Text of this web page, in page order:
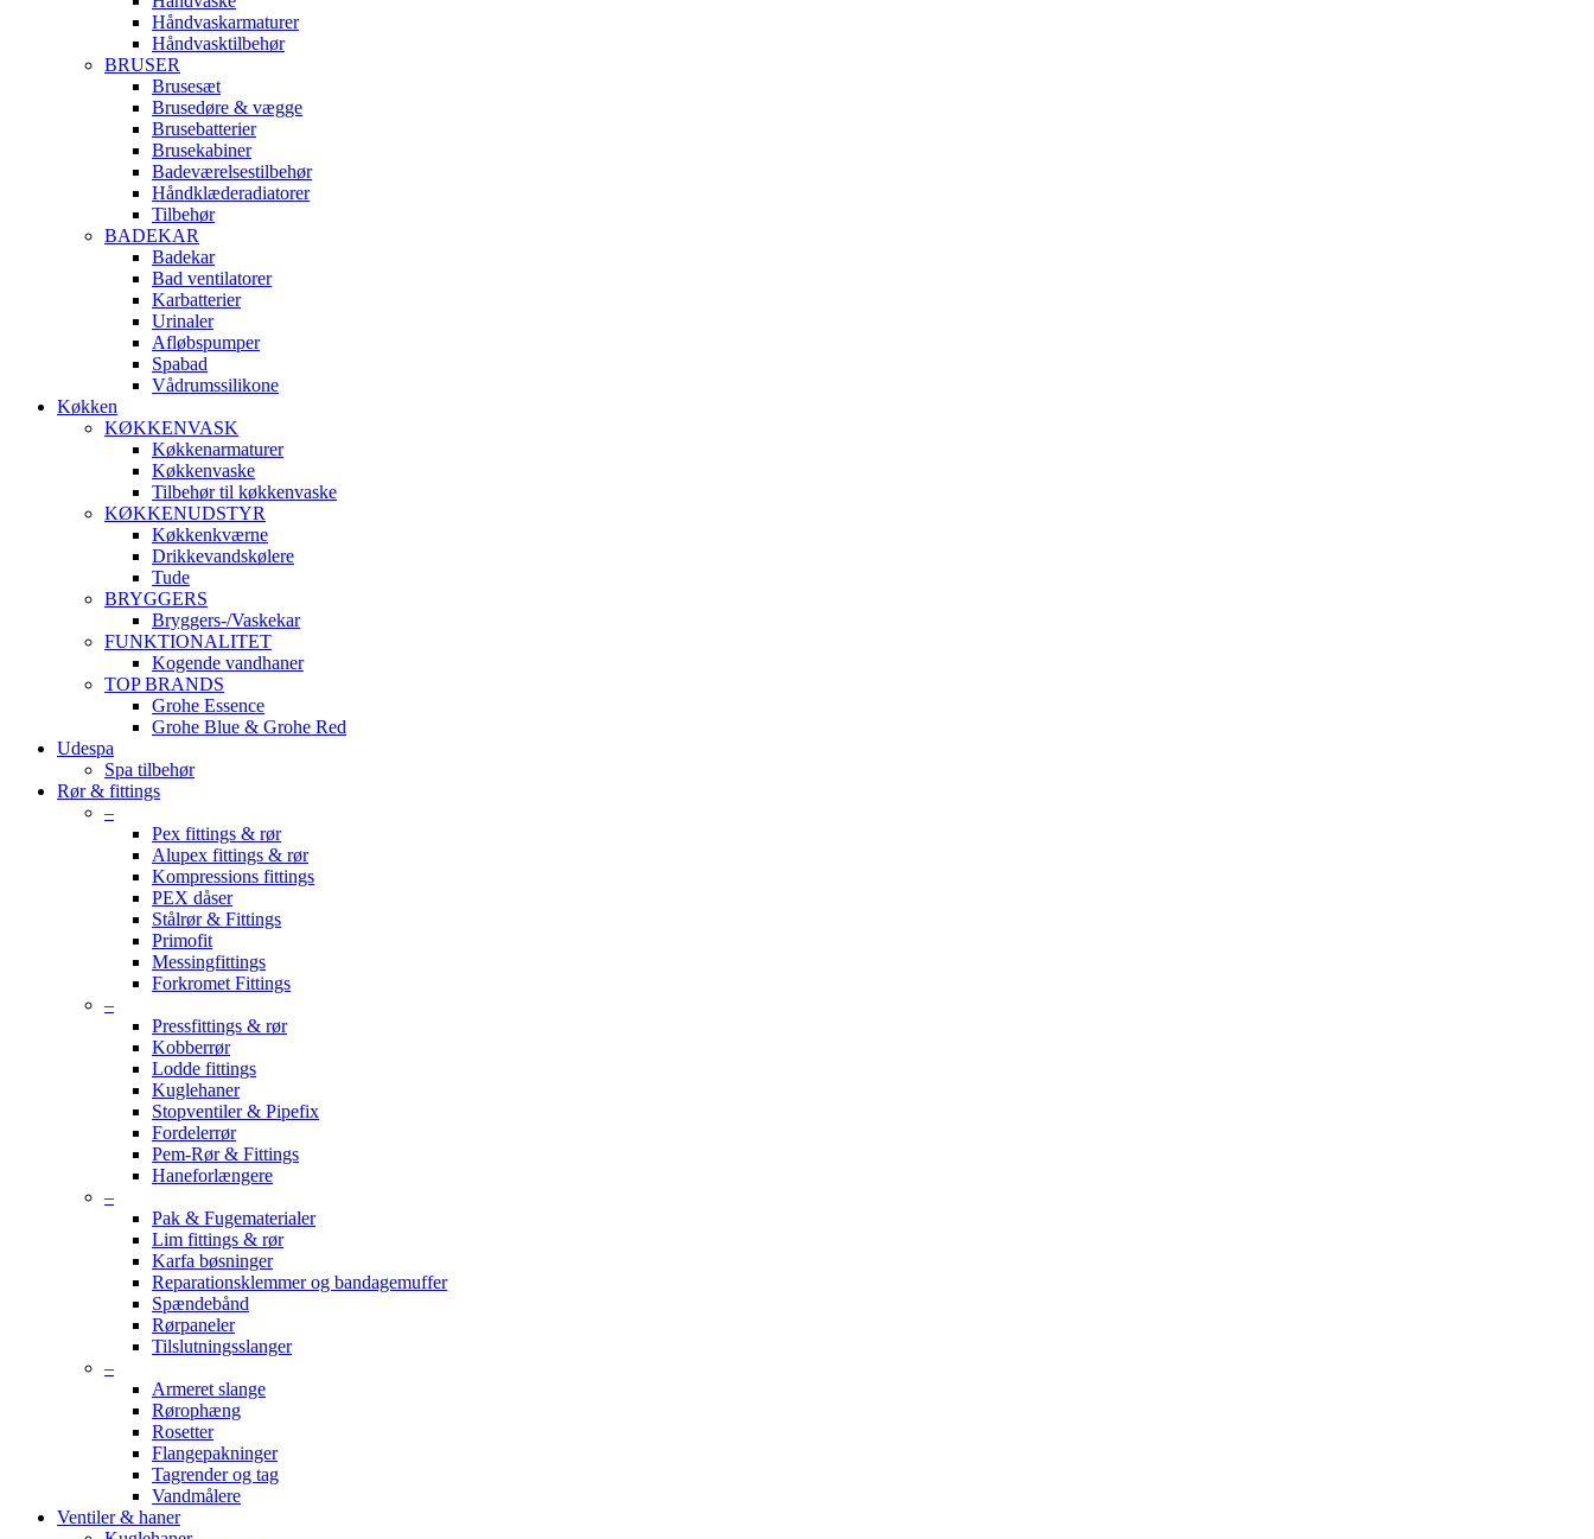
Håndvaskarmaturer
Håndvasktilbehør
BRUSER
Brusesæt
Brusedøre & vægge
Brusebatterier
Brusekabiner
Badeværelsestilbehør
Håndklæderadiatorer
Tilbehør
BADEKAR
Badekar
Bad ventilatorer
Karbatterier
Urinaler
Afløbspumper
Spabad
Vådrumssilikone
Køkken
KØKKENVASK
Køkkenarmaturer
Køkkenvaske
Tilbehør til køkkenvaske
KØKKENUDSTYR
Køkkenkværne
Drikkevandskølere
Tude
BRYGGERS
Bryggers-/Vaskekar
FUNKTIONALITET
Kogende vandhaner
TOP BRANDS
Grohe Essence
Grohe Blue & Grohe Red
Udespa
Spa tilbehør
Rør & fittings
–
Pex fittings & rør
Alupex fittings & rør
Kompressions fittings
PEX dåser
Stålrør & Fittings
Primofit
Messingfittings
Forkromet Fittings
–
Pressfittings & rør
Kobberrør
Lodde fittings
Kuglehaner
Stopventiler & Pipefix
Fordelerrør
Pem-Rør & Fittings
Haneforlængere
–
Pak & Fugematerialer
Lim fittings & rør
Karfa bøsninger
Reparationsklemmer og bandagemuffer
Spændebånd
Rørpaneler
Tilslutningsslanger
–
Armeret slange
Rørophæng
Rosetter
Flangepakninger
Tagrender og tag
Vandmålere
Ventiler & haner